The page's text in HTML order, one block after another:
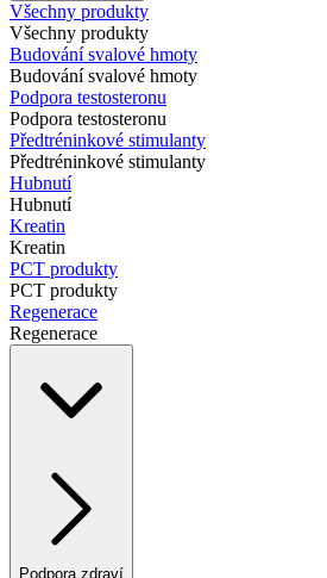
Všechny produkty
Všechny produkty
Budování svalové hmoty
Budování svalové hmoty
Podpora testosteronu
Podpora testosteronu
Předtréninkové stimulanty
Předtréninkové stimulanty
Hubnutí
Hubnutí
Kreatin
Kreatin
PCT produkty
PCT produkty
Regenerace
Regenerace
Podpora zdraví